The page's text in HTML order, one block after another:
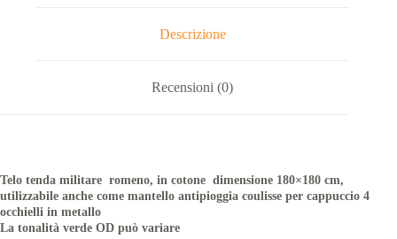
Descrizione
Recensioni (0)
Telo tenda militare romeno, in cotone dimensione 180×180 cm,
utilizzabile anche come mantello antipioggia coulisse per cappuccio 4
occhielli in metallo
La tonalità verde OD può variare